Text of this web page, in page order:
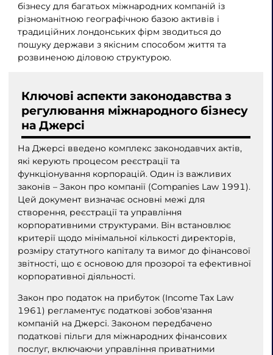
бізнесу для багатьох міжнародних компаній із
різноманітною географічною базою активів і
традиційних лондонських фірм зводиться до
пошуку держави з якісним способом життя та
розвиненою діловою структурою.
Ключові аспекти законодавства з
регулювання міжнародного бізнесу
на Джерсі
На Джерсі введено комплекс законодавчих актів,
які керують процесом реєстрації та
функціонування корпорацій. Один із важливих
законів – Закон про компанії (Companies Law 1991).
Цей документ визначає основні межі для
створення, реєстрації та управління
корпоративними структурами. Він встановлює
критерії щодо мінімальної кількості директорів,
розміру статутного капіталу та вимог до фінансової
звітності, що є основою для прозорої та ефективної
корпоративної діяльності.
Закон про податок на прибуток (Income Tax Law
1961) регламентує податкові зобов'язання
компаній на Джерсі. Законом передбачено
податкові пільги для міжнародних фінансових
послуг, включаючи управління приватними